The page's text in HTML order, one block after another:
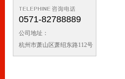
0571-82788889
公司地址：
杭州市萧山区萧绍东路112号